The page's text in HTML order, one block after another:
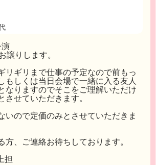
譲りします。
リギリまで仕事の予定なので前もっ
もしくは当日会場で一緒に入る友人
なりますのでそこをご理解いただけ
させていただきます。
いので定価のみとさせていただきま
方、ご連絡お待ちしております。
担